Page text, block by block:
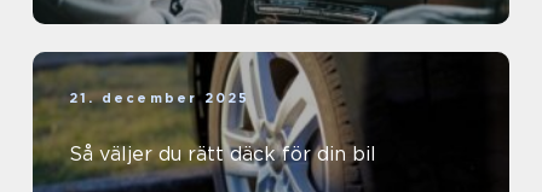
21. december 2025
Så väljer du rätt däck för din bil